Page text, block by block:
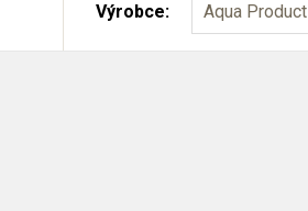
Výrobce: Aqua Product